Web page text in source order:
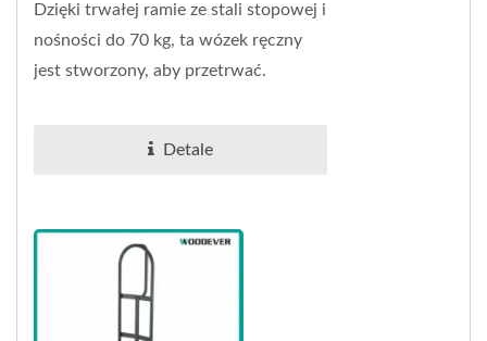
Dzięki trwałej ramie ze stali stopowej i
nośności do 70 kg, ta wózek ręczny
jest stworzony, aby przetrwać.
Detale